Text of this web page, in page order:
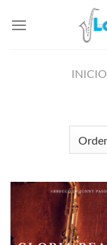
INICIO